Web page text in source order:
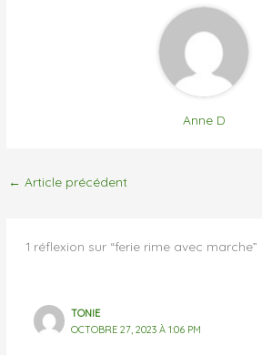
Anne D
← Article précédent
1 réflexion sur “ferie rime avec marche”
TONIE
OCTOBRE 27, 2023 À 1:06 PM